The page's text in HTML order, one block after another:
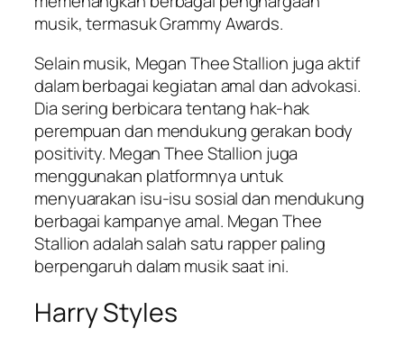
musik, termasuk Grammy Awards.
Selain musik, Megan Thee Stallion juga aktif
dalam berbagai kegiatan amal dan advokasi.
Dia sering berbicara tentang hak-hak
perempuan dan mendukung gerakan body
positivity. Megan Thee Stallion juga
menggunakan platformnya untuk
menyuarakan isu-isu sosial dan mendukung
berbagai kampanye amal. Megan Thee
Stallion adalah salah satu rapper paling
berpengaruh dalam musik saat ini.
Harry Styles